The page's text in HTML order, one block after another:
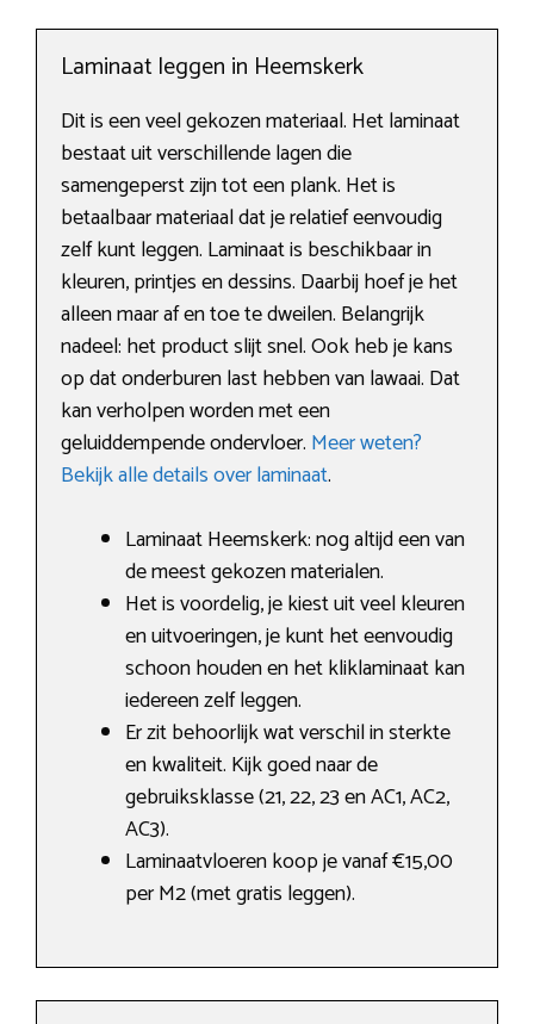
Laminaat leggen in Heemskerk
Dit is een veel gekozen materiaal. Het laminaat
bestaat uit verschillende lagen die
samengeperst zijn tot een plank. Het is
betaalbaar materiaal dat je relatief eenvoudig
zelf kunt leggen. Laminaat is beschikbaar in
kleuren, printjes en dessins. Daarbij hoef je het
alleen maar af en toe te dweilen. Belangrijk
nadeel: het product slijt snel. Ook heb je kans
op dat onderburen last hebben van lawaai. Dat
kan verholpen worden met een
geluiddempende ondervloer. Meer weten?
Bekijk alle details over laminaat.
Laminaat Heemskerk: nog altijd een van
de meest gekozen materialen.
Het is voordelig, je kiest uit veel kleuren
en uitvoeringen, je kunt het eenvoudig
schoon houden en het kliklaminaat kan
iedereen zelf leggen.
Er zit behoorlijk wat verschil in sterkte
en kwaliteit. Kijk goed naar de
gebruiksklasse (21, 22, 23 en AC1, AC2,
AC3).
Laminaatvloeren koop je vanaf €15,00
per M2 (met gratis leggen).